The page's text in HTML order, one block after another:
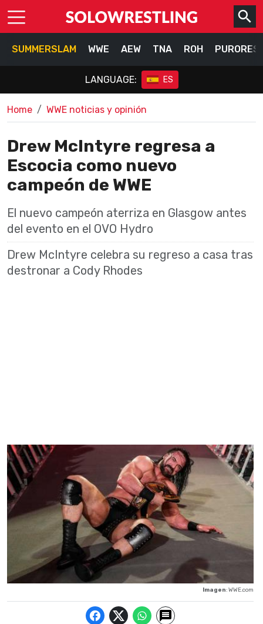
SUMMERSLAM WWE AEW TNA ROH
LANGUAGE: ES
Home WWE noticias y opinión
Drew McIntyre regresa a
Escocia como nuevo
campeón de WWE
El nuevo campeón aterriza en Glasgow antes
del evento en el OVO Hydro
Drew McIntyre celebra su regreso a casa tras
destronar a Cody Rhodes
Imagen: WWE.com